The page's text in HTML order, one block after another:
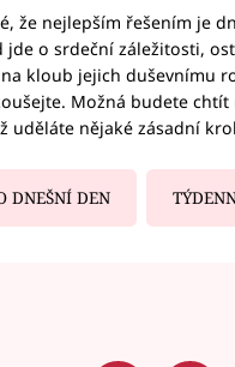
že nejlepším řešením je
jde o srdeční záležitosti,
kloub jejich duševnímu
Možná budete
uděláte nějaké zásadní
DNEŠNÍ DEN